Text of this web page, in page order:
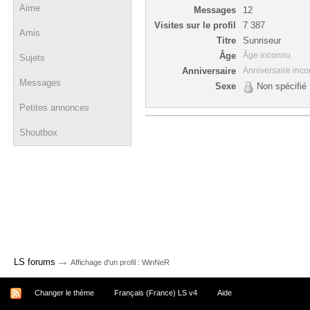
Aime
Amis
Sujets
Messages
Petites annonces
Shoutbox
Messages
12
Visites sur le profil
7 387
Titre
Sunriseur
Âge
Âge inconnu
Anniversaire Anniversaire
Sexe Non spécifié
LS forums → Affichage d'un profil : WinNeR
Changer le thème Français (France) LS v4 Aide